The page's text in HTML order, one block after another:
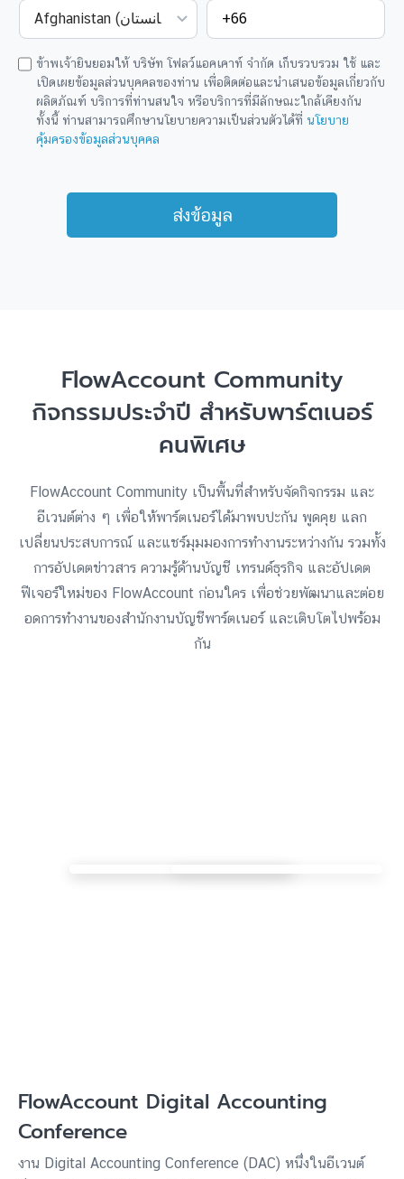
ข้าพเจ้ายินยอมให้ บริษัท โฟลว์แอคเคาท์ จำกัด เก็บรวบรวม ใช้ และ
เปิดเผยข้อมูลส่วนบุคคลของท่าน เพื่อติดต่อและนำเสนอข้อมูลเกี่ยวกับ
ผลิตภัณฑ์ บริการที่ท่านสนใจ หรือบริการที่มีลักษณะใกล้เคียงกัน
ทั้งนี้ ท่านสามารถศึกษานโยบายความเป็นส่วนตัวได้ที่นโยบาย
คุ้มครองข้อมูลส่วนบุคคล
FlowAccount Community
กิจกรรมประจำปี สำหรับพาร์ตเนอร์
คนพิเศษ
FlowAccount Community เป็นพื้นที่สำหรับจัดกิจกรรม และ
อีเวนต์ต่าง ๆ เพื่อให้พาร์ตเนอร์ได้มาพบปะกัน พูดคุย แลก
เปลี่ยนประสบการณ์ และแชร์มุมมองการทำงานระหว่างกัน รวมทั้ง
การอัปเดตข่าวสาร ความรู้ด้านบัญชี เทรนด์ธุรกิจ และอัปเดต
ฟีเจอร์ใหม่ของ FlowAccount ก่อนใคร เพื่อช่วยพัฒนาและต่อย
อดการทำงานของสำนักงานบัญชีพาร์ตเนอร์ และเติบโตไปพร้อม
กัน
FlowAccount Digital Accounting
Conference
งาน Digital Accounting Conference (DAC) หนึ่งในอีเวนต์